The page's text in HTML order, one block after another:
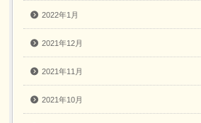
2022年1月
2021年12月
2021年11月
2021年10月